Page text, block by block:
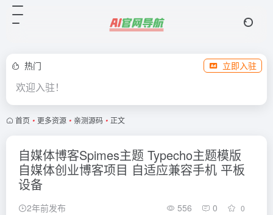
热门 立即入驻
欢迎入驻！
首页 • 更多资源 • 亲测源码 • 正文
自媒体博客Spimes主题 Typecho主题模版
自媒体创业博客项目 自适应兼容手机 平板
设备
2年前发布 556 0 0